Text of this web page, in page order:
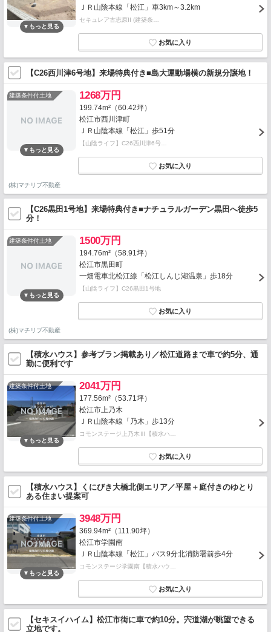
ＪＲ山陰本線「松江」車3km～3.2km
セキュレア古志原II (建築条…
【C26西川津6号地】来場特典付き■島大運動場横の新規分譲地！
建築条件付土地 1268万円
199.74m²（60.42坪）
松江市西川津町
ＪＲ山陰本線「松江」歩51分
【山陰ライフ】C26西川津6号…
(株)マチリブ不動産
【C26黒田1号地】来場特典付き■ナチュラルガーデン黒田へ徒歩5
分！
建築条件付土地 1500万円
194.76m²（58.91坪）
松江市黒田町
一畑電車北松江線「松江しんじ湖温泉」歩18分
【山陰ライフ】C26黒田1号地
(株)マチリブ不動産
【積水ハウス】参考プラン掲載あり／松江道路まで車で約5分、通
勤に便利です
建築条件付土地 2041万円
177.56m²（53.71坪）
松江市上乃木
ＪＲ山陰本線「乃木」歩13分
コモンステージ上乃木Ⅲ【積水ハ…
【積水ハウス】くにびき大橋北側エリア／平屋＋庭付きのゆとり
ある住まい提案可
建築条件付土地 3948万円
369.94m²（111.90坪）
松江市学園南
ＪＲ山陰本線「松江」バス9分北消防署前歩4分
コモンステージ学園南【積水ハウ…
【セキスイハイム】松江市街に車で約10分。宍道湖が眺望できる
立地です。